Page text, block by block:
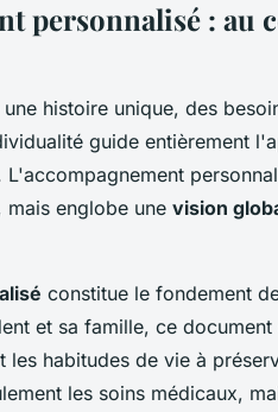
personnalisé :
histoire unique, des
guide entièrement
mais englobe une vision
constitue le fondement
et sa famille, ce
les habitudes de vie à
les soins médicaux,